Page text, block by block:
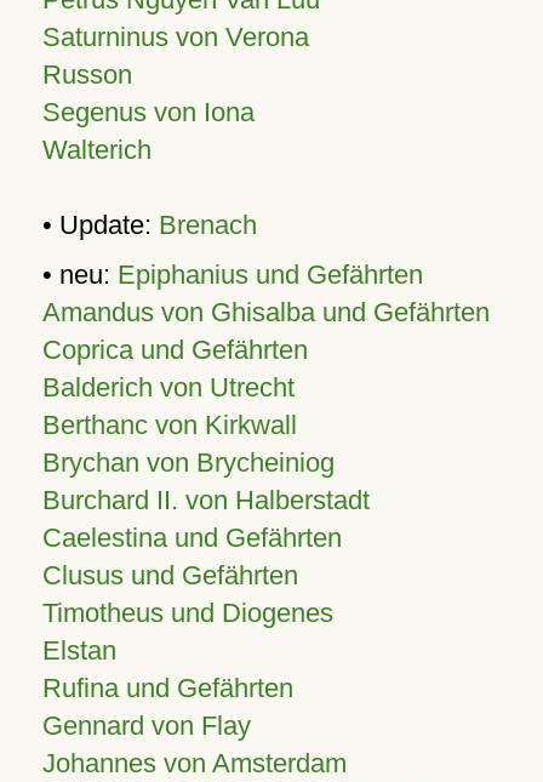
Saturninus von Verona
Russon
Segenus von Iona
Walterich
• Update: Brenach
• neu: Epiphanius und Gefährten
Amandus von Ghisalba und Gefährten
Coprica und Gefährten
Balderich von Utrecht
Berthanc von Kirkwall
Brychan von Brycheiniog
Burchard II. von Halberstadt
Caelestina und Gefährten
Clusus und Gefährten
Timotheus und Diogenes
Elstan
Rufina und Gefährten
Gennard von Flay
Johannes von Amsterdam